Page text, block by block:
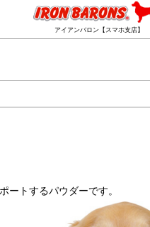
アイアンバロン【スマホ支店】
ートするパウダーです。